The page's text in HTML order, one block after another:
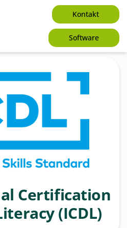
Kontakt
Software
Certification
(ICDL)